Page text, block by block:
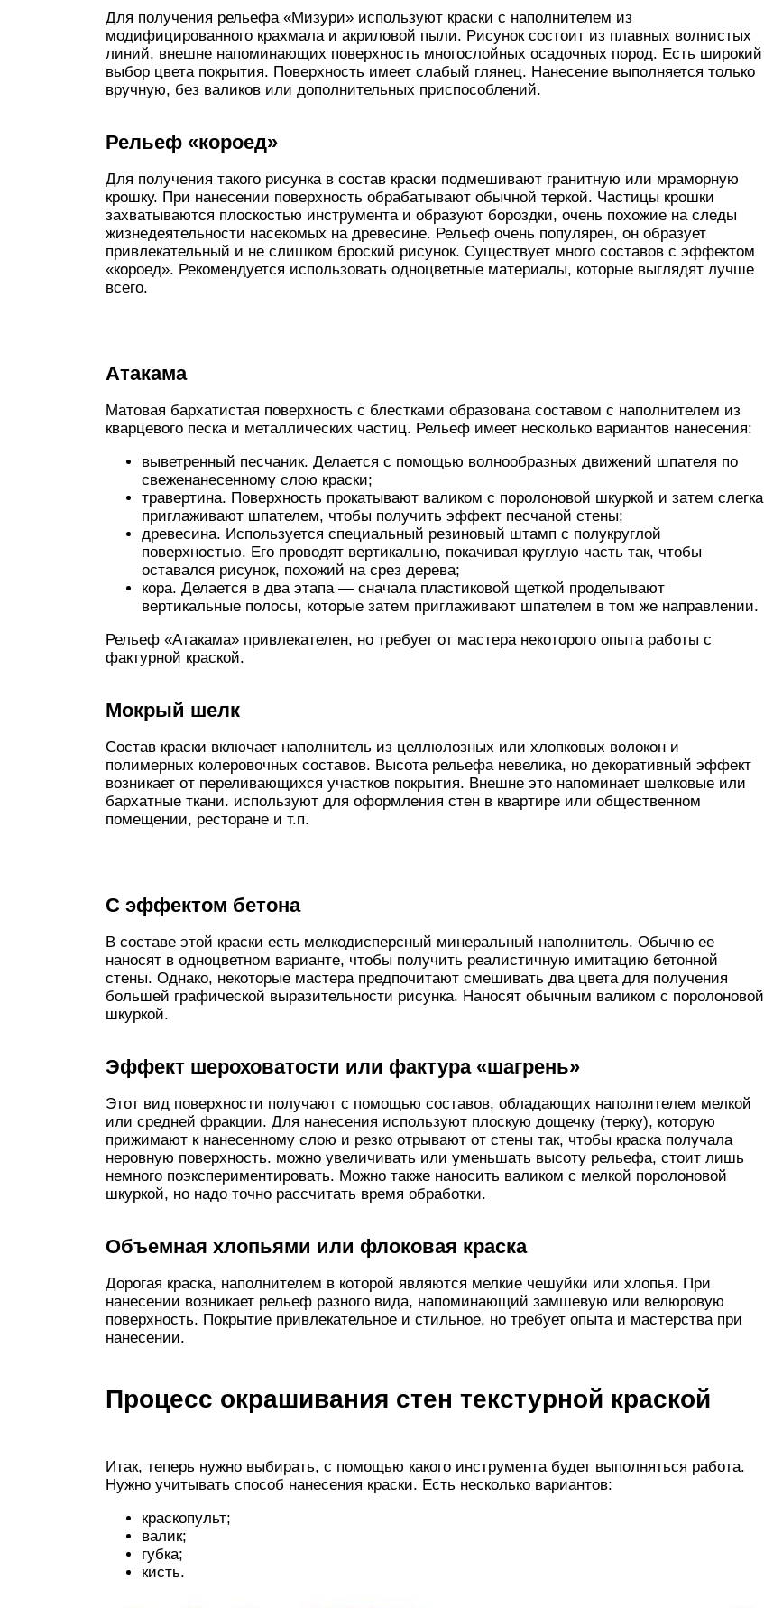
Для получения рельефа «Мизури» используют краски с наполнителем из
модифицированного крахмала и акриловой пыли. Рисунок состоит из плавных волнистых
линий, внешне напоминающих поверхность многослойных осадочных пород. Есть широкий
выбор цвета покрытия. Поверхность имеет слабый глянец. Нанесение выполняется только
вручную, без валиков или дополнительных приспособлений.
Рельеф «короед»
Для получения такого рисунка в состав краски подмешивают гранитную или мраморную
крошку. При нанесении поверхность обрабатывают обычной теркой. Частицы крошки
захватываются плоскостью инструмента и образуют бороздки, очень похожие на следы
жизнедеятельности насекомых на древесине. Рельеф очень популярен, он образует
привлекательный и не слишком броский рисунок. Существует много составов с эффектом
«короед». Рекомендуется использовать одноцветные материалы, которые выглядят лучше
всего.
Атакама
Матовая бархатистая поверхность с блестками образована составом с наполнителем из
кварцевого песка и металлических частиц. Рельеф имеет несколько вариантов нанесения:
выветренный песчаник. Делается с помощью волнообразных движений шпателя по
свеженанесенному слою краски;
травертина. Поверхность прокатывают валиком с поролоновой шкуркой и затем слегка
приглаживают шпателем, чтобы получить эффект песчаной стены;
древесина. Используется специальный резиновый штамп с полукруглой
поверхностью. Его проводят вертикально, покачивая круглую часть так, чтобы
оставался рисунок, похожий на срез дерева;
кора. Делается в два этапа — сначала пластиковой щеткой проделывают
вертикальные полосы, которые затем приглаживают шпателем в том же направлении.
Рельеф «Атакама» привлекателен, но требует от мастера некоторого опыта работы с
фактурной краской.
Мокрый шелк
Состав краски включает наполнитель из целлюлозных или хлопковых волокон и
полимерных колеровочных составов. Высота рельефа невелика, но декоративный эффект
возникает от переливающихся участков покрытия. Внешне это напоминает шелковые или
бархатные ткани. используют для оформления стен в квартире или общественном
помещении, ресторане и т.п.
С эффектом бетона
В составе этой краски есть мелкодисперсный минеральный наполнитель. Обычно ее
наносят в одноцветном варианте, чтобы получить реалистичную имитацию бетонной
стены. Однако, некоторые мастера предпочитают смешивать два цвета для получения
большей графической выразительности рисунка. Наносят обычным валиком с поролоновой
шкуркой.
Эффект шероховатости или фактура «шагрень»
Этот вид поверхности получают с помощью составов, обладающих наполнителем мелкой
или средней фракции. Для нанесения используют плоскую дощечку (терку), которую
прижимают к нанесенному слою и резко отрывают от стены так, чтобы краска получала
неровную поверхность. можно увеличивать или уменьшать высоту рельефа, стоит лишь
немного поэкспериментировать. Можно также наносить валиком с мелкой поролоновой
шкуркой, но надо точно рассчитать время обработки.
Объемная хлопьями или флоковая краска
Дорогая краска, наполнителем в которой являются мелкие чешуйки или хлопья. При
нанесении возникает рельеф разного вида, напоминающий замшевую или велюровую
поверхность. Покрытие привлекательное и стильное, но требует опыта и мастерства при
нанесении.
Процесс окрашивания стен текстурной краской
Итак, теперь нужно выбирать, с помощью какого инструмента будет выполняться работа.
Нужно учитывать способ нанесения краски. Есть несколько вариантов:
краскопульт;
валик;
губка;
кисть.